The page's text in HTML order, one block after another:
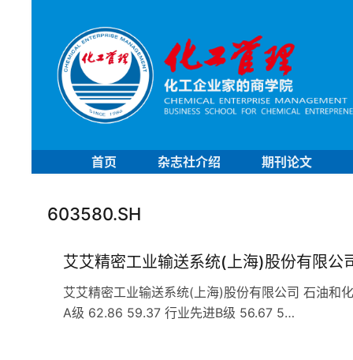
首页 杂志社介绍 期刊论文
603580.SH
艾艾精密工业输送系统(上海)股份有限公
艾艾精密工业输送系统(上海)股份有限公司 石油
A级 62.86 59.37 行业先进B级 56.67 5…